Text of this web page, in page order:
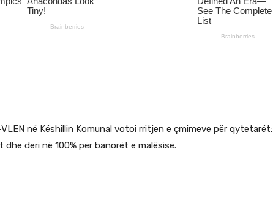
në Këshillin Komunal votoi rritjen e çmimeve për qytetarët:
deri në 100% për banorët e malësisë.